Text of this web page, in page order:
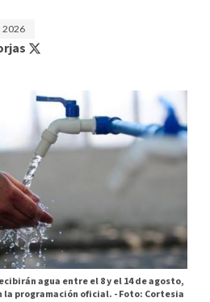
2026
agua entre el 8 y el 14 de agosto,
la programación oficial. -Foto: Cortesia